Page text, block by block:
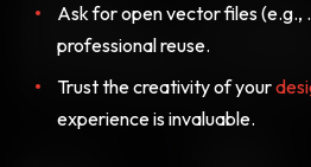
Ask for open vector files (e.g.,
professional reuse.
Trust the creativity of your
experience is invaluable.